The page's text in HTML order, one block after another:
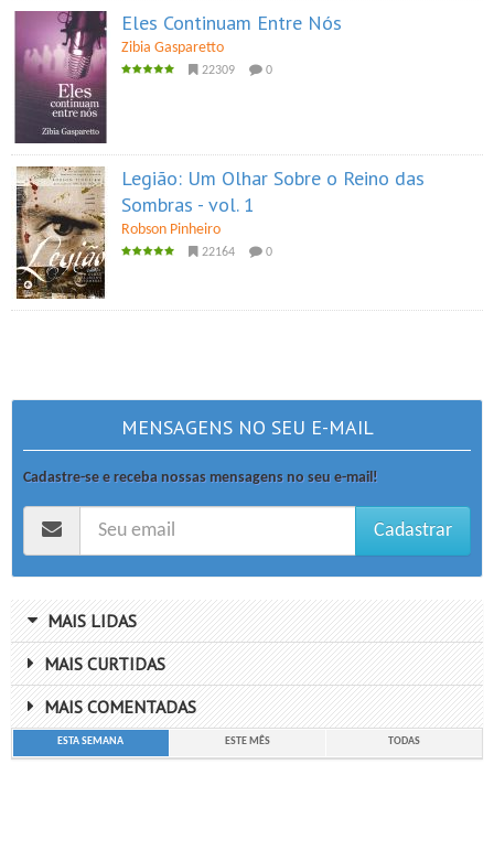
Eles Continuam Entre Nós
Zibia Gasparetto
22309 0
Legião: Um Olhar Sobre o Reino das
Sombras - vol. 1
Robson Pinheiro
22164 0
MENSAGENS NO SEU E-MAIL
Cadastre-se e receba nossas mensagens no seu e-mail!
Cadastrar
MAIS LIDAS
MAIS CURTIDAS
MAIS COMENTADAS
ESTA SEMANA ESTE MÊS TODAS